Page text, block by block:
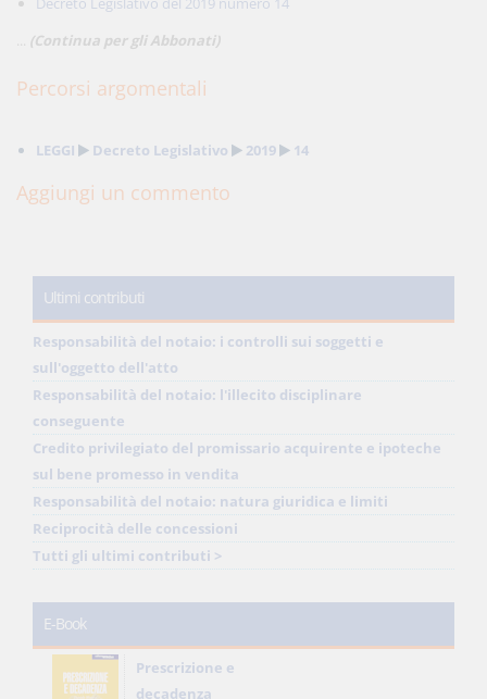
(Continua per gli Abbonati)
Percorsi argomentali
LEGGI Decreto Legislativo 2019 14
Aggiungi un commento
Ultimi contributi
Responsabilità del notaio: i controlli sui soggetti e
sull'oggetto dell'atto
Responsabilità del notaio: l'illecito disciplinare
conseguente
Credito privilegiato del promissario acquirente e ipoteche
sul bene promesso in vendita
Responsabilità del notaio: natura giuridica e limiti
Reciprocità delle concessioni
Tutti gli ultimi contributi >
E-Book
Prescrizione e
decadenza